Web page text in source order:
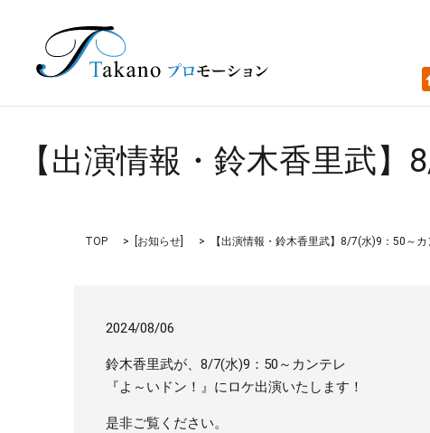
【出演情報・鈴木香里武
TOP お知らせ 【出演情報・鈴木香里武】8/7(水)9：50～
2024/08/06
鈴木香里武が、8/7(水)9：50～カンテレ
『よ～いドン！』にロケ出演いたします！
是非ご覧ください。